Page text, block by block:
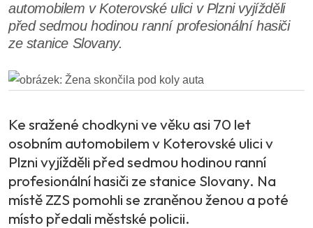
automobilem v Koterovské ulici v Plzni vyjížděli
před sedmou hodinou ranní profesionální hasiči
ze stanice Slovany.
Ke sražené chodkyni ve věku asi 70 let
osobním automobilem v Koterovské ulici v
Plzni vyjížděli před sedmou hodinou ranní
profesionální hasiči ze stanice Slovany. Na
místě ZZS pomohli se zraněnou ženou a poté
místo předali městské policii.